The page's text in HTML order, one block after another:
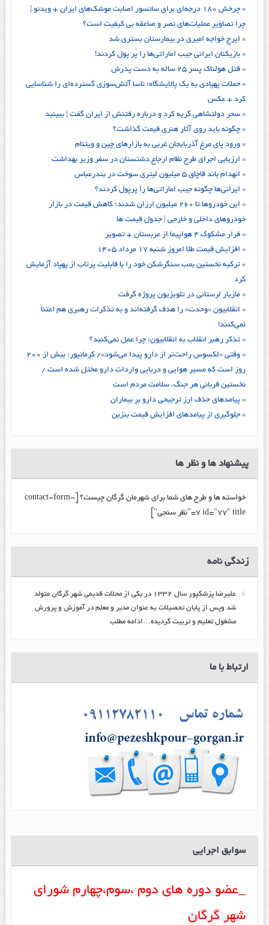
» چرخش ۱۸۰ درجه‌ای برای سانسور اصابت موشک‌های ایران + ویدئو |
چرا تصاویر عملیات‌های نصر و صاعقه بی کیفیت است؟
» ایرج خواجه امیری در بیمارستان بستری شد
» بازیکنان ایرانی جیب اماراتی‌ها را پُر پول کردند!
» قتل هولناک پسر ۲۵ ساله‌ به دست پدرش
» حملات پهپادی به یک پالایشگاه؛ ناسا آتش‌سوزی گسترده‌ای را شناسایی
کرد + عکس
» سحر دولتشاهی گریه کرد و درباره رفتنش از ایران گفت | ببینید
» چگونه باید روی آثار هنری قیمت گذاشت؟
» ورود پای مرغ آذربایجان غربی به بازارهای چین و ویتنام
» ارزیابی اجرای طرح نظام ارجاع دشتستان در سفر وزیر بهداشت
» انهدام باند قاچاق ۵ میلیون لیتری سوخت در بندرعباس
» ایرانی‌ها چگونه جیب اماراتی‌ها را پرپول کردند؟
» این خودروها تا ۲۶۰ میلیون ارزان شدند؛ کاهش قیمت در بازار
خودروهای داخلی و خارجی | جدول قیمت ها
» فرار مشکوک ۴ هواپیما از عربستان + تصویر
» افزایش قیمت طلا امروز شنبه ۱۷ مرداد ۱۴۰۵
» ترکیه نخستین بمب سنگرشکن خود را با قابلیت پرتاب از پهپاد آزمایش
کرد
» مازیار لرستانی در تلویزیون پروژه گرفت
» انقلابیون «وحدت» را هدف گرفته‌اند و به تذکرات رهبری هم اعتنا
نمی‌کنند!
» تذکر رهبر انقلاب به انقلابیون؛ چرا عمل نمی‌کنید؟
» وقتی «لکسوس راحت‌تر از دارو پیدا می‌شود»/ کرمانپور: بیش از ۲۰۰
روز است که مسیر هوایی و دریایی واردات دارو مختل شده است /
نخستین قربانی هر جنگ، سلامت مردم است
» پیامدهای حذف ارز ترجیحی دارو بر بیماران
» جلوگیری از پیامدهای افزایش قیمت بنزین
پیشنهاد ها و نظر ها
خواسته ها و طرح های شما برای شهرمان گرگان چیست؟ [contact-form-
7 id="77" title="نظر سنجی"]
زندگي نامه
عليرضا پزشكپور سال ۱۳۳۲ در یکی از محلات قدیمی شهر گرگان متولد
شد وپس از پایان تحصیلات به عنوان مدیر و معلم در آموزش و پرورش
مشغول تعلیم و تربیت گرديده…ادامه مطلب
ارتباط با ما
سوابق اجرایی
_عضو دوره های دوم ،سوم،چهارم شورای
شهر گرگان